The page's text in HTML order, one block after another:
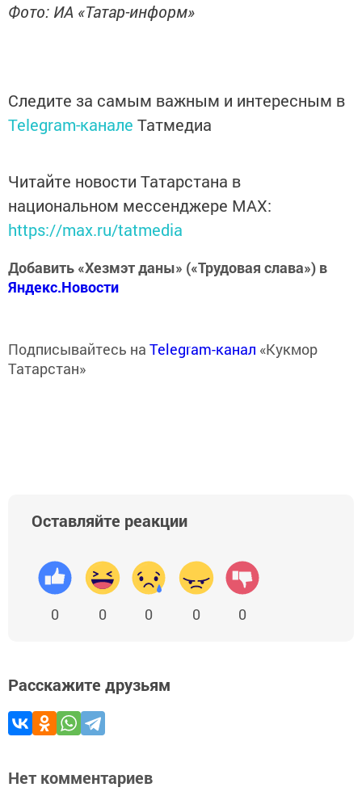
Фото: ИА «Татар-информ»
Следите за самым важным и интересным в
Telegram-канале Татмедиа
Читайте новости Татарстана в
национальном мессенджере MАХ:
https://max.ru/tatmedia
Добавить «Хезмэт даны» («Трудовая слава») в
Яндекс.Новости
Подписывайтесь на Telegram-канал «Кукмор
Татарстан»
Оставляйте реакции
0 0 0 0 0
Расскажите друзьям
Нет комментариев